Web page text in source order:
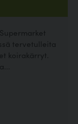
tervetulleita
koirakärryt.